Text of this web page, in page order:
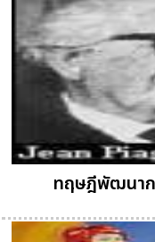
ทฤษฎีพัฒนา